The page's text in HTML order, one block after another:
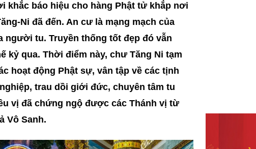
khắc báo hiệu cho hàng Phật tử khắp nơi
Ni đã đến. An cư là mạng mạch của
người tu. Truyền thống tốt đẹp đó vẫn
qua. Thời điểm này, chư Tăng Ni tạm
hoạt động Phật sự, vân tập về các tịnh
trau dồi giới đức, chuyên tâm tu
vị đã chứng ngộ được các Thánh vị từ
Vô Sanh.